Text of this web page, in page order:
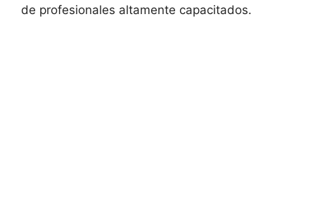
de profesionales altamente capacitados.